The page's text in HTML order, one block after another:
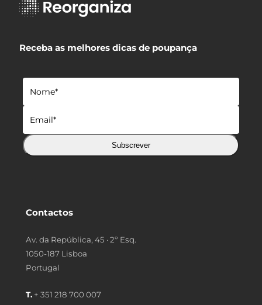
Receba as melhores dicas de poupança
Subscrever
Contactos
Av. da República, 45 · 2º Esq.
1050-187 Lisboa
Portugal
T. + 351 218 700 007